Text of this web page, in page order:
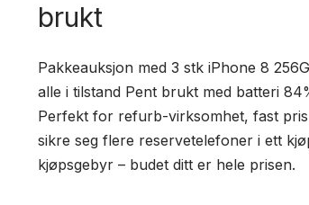
brukt
Pakkeauksjon med 3 stk iPhone 8
alle i tilstand Pent brukt med batteri
Perfekt for refurb-virksomhet, fast
sikre seg flere reservetelefoner i ett
kjøpsgebyr – budet ditt er hele prisen.